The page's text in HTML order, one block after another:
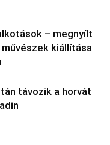
– megnyílt
kiállítása
távozik a horvát